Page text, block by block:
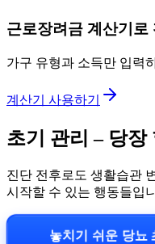
근로장려금 계산기로
가구 유형과 소득만 입력
계산기 사용하기
초기 관리 – 당장
진단 전후로도 생활습관
시작할 수 있는 행동들입
놓치기 쉬운 당뇨